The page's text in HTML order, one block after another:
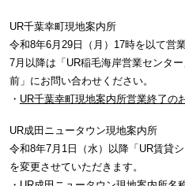
UR千葉幸町現地案内所
令和8年6月29日（月）17時を以て営
7月以降は「UR稲毛海岸営業センタ
前」にお問い合わせください。
・ UR千葉幸町現地案内所営業終了の
UR成田ニュータウン現地案内所
令和8年7月1日（水）以降「UR賃貸
を変更させていただきます。